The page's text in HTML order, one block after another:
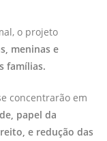
o projeto
meninas e
famílias.
concentrarão em
papel da
e redução das